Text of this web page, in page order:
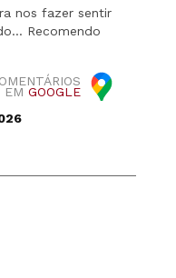
nos fazer sentir
Recomendo
EM GOOGLE